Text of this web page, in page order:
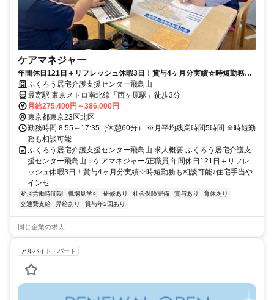
ケアマネジャー
年間休日121日＋リフレッシュ休暇3日！賞与4ヶ月分実績☆時短勤務も
相談可能♪住宅手当やインセンティブなどの各種手当あり◎【北区、居宅
介護、西ヶ原駅、ケアマネ、正職員】※採用強化中
ふくろう居宅介護支援センター飛鳥山
最寄駅 東京メトロ南北線「西ヶ原駅」徒歩3分
月給275,400円～386,000円
東京都東京23区北区
勤務時間 8:55～17:35（休憩60分） ※月平均残業時間5時間 ※時短勤
務も相談可能
ふくろう居宅介護支援センター飛鳥山 求人概要 ふくろう居宅介護支
援センター飛鳥山：ケアマネジャー/正職員 年間休日121日＋リフレ
ッシュ休暇3日！賞与4ヶ月分実績☆時短勤務も相談可能♪住宅手当や
インセ...
変形労働時間制 職場見学可 研修あり 社会保険完備 賞与あり
育休あり
交通費支給
昇給あり 賞与年2回あり
同じ企業の求人
アルバイト・パート